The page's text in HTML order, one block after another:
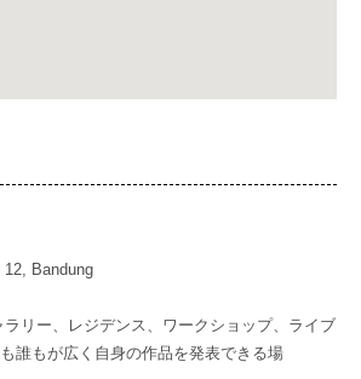
Bandung
リー、レジデンス、ワークショップ、ライブ
誰もが広く自身の作品を発表できる場